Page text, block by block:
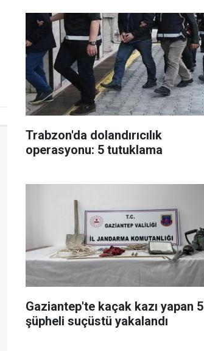
Trabzon'da dolandırıcılık
operasyonu: 5 tutuklama
Gaziantep'te kaçak kazı yapan 5
şüpheli suçüstü yakalandı